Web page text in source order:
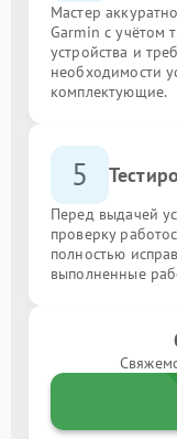
Мастер
Garmin с учётом
устройства и
необходимости
комплектующие.
5
Перед выдачей
проверку
полностью
выполненные